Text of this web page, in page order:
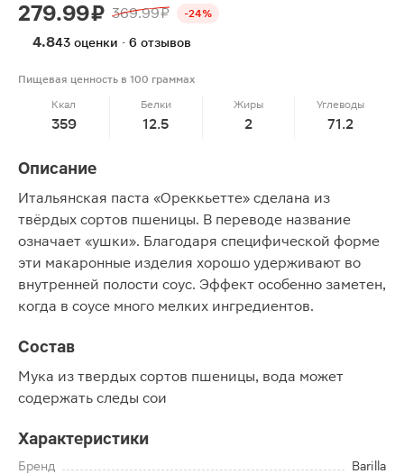
279.99 ₽ 369.99 ₽ -24%
4.843 оценки · 6 отзывов
Пищевая ценность в 100 граммах
Ккал
359
Белки
12.5
Жиры
2
Углеводы
71.2
Описание
Итальянская паста «Ореккьетте» сделана из
твёрдых сортов пшеницы. В переводе название
означает «ушки». Благодаря специфической форме
эти макаронные изделия хорошо удерживают во
внутренней полости соус. Эффект особенно заметен,
когда в соусе много мелких ингредиентов.
Состав
Мука из твердых сортов пшеницы, вода может
содержать следы сои
Характеристики
Бренд
Barilla